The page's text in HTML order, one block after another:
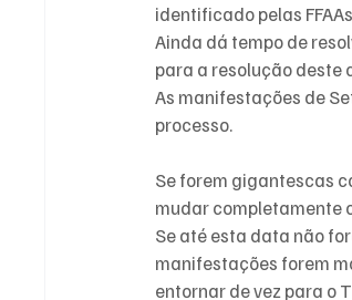
identificado pelas
Ainda dá tempo de
para a resolução deste
As manifestações de
processo.
Se forem gigantescas
mudar completamente
Se até esta data não
manifestações forem
entornar de vez para o